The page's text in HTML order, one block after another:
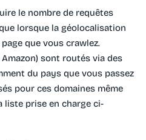
le nombre de requêtes
lorsque la géolocalisation
que vous crawlez.
sont routés via des
du pays que vous passez
pour ces domaines même
liste prise en charge ci-